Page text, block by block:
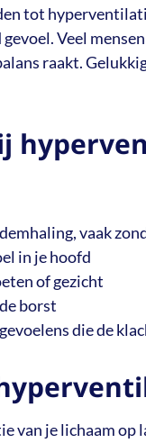
tot
Veel
raakt.
vaak
in je hoofd
of gezicht
borst
die de
van je lichaam op